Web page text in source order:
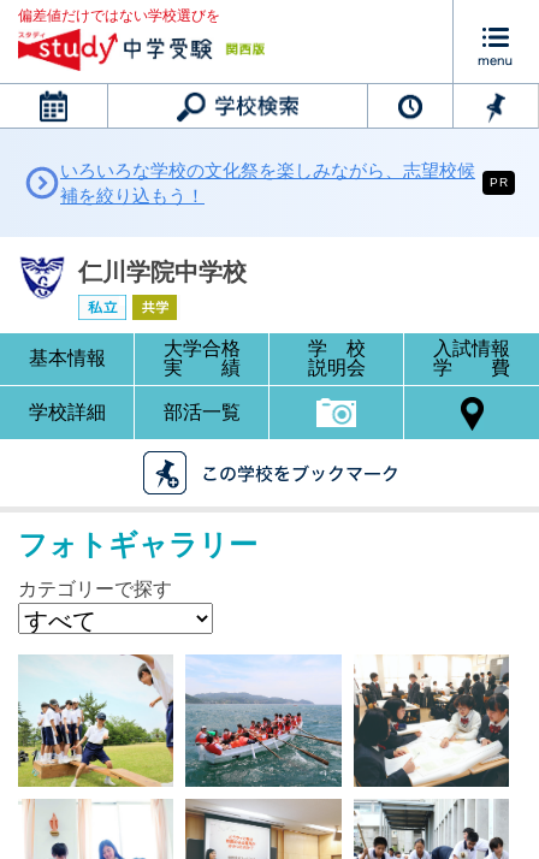
偏差値だけではない学校選びを
カレンダー
最近見た学校
仁川学院中学校
ブックマークした学校
いろいろな学校の文化祭を楽しみながら、志望校候
補を絞り込もう！
PR
仁川学院中学校
基本情報
大学合格
実 績
学 校
説明会
入試情報
学 費
学校詳細 部活一覧
フォトギャラリー
カテゴリーで探す